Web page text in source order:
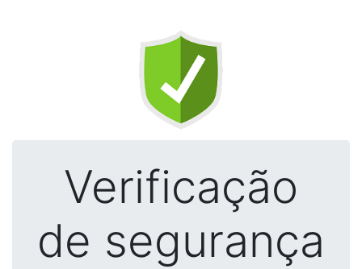
Verificação
de segurança